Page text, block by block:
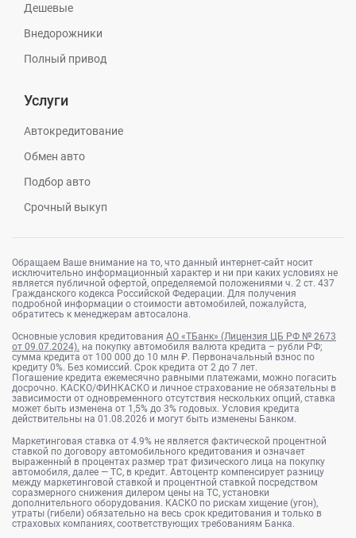
Дешевые
Внедорожники
Полный привод
Услуги
Автокредитование
Обмен авто
Подбор авто
Срочный выкуп
Обращаем Ваше внимание на то, что данный интернет-сайт носит
исключительно информационный характер и ни при каких условиях не
является публичной офертой, определяемой положениями ч. 2 ст. 437
Гражданского кодекса Российской Федерации. Для получения
подробной информации о стоимости автомобилей, пожалуйста,
обратитесь к менеджерам автосалона.
Основные условия кредитования АО «ТБанк» (Лицензия ЦБ РФ № 2673
от 09.07.2024). на покупку автомобиля валюта кредита – рубли РФ;
сумма кредита от 100 000 до 10 млн ₽. Первоначальный взнос по
кредиту 0%. Без комиссий. Срок кредита от 2 до 7 лет.
Погашение кредита ежемесячно равными платежами, можно погасить
досрочно. КАСКО/ФИНКАСКО и личное страхование не обязательны в
зависимости от одновременного отсутствия нескольких опций, ставка
может быть изменена от 1,5% до 3% годовых. Условия кредита
действительны на 01.08.2026 и могут быть изменены Банком.
Маркетинговая ставка от 4.9% не является фактической процентной
ставкой по договору автомобильного кредитования и означает
выраженный в процентах размер трат физического лица на покупку
автомобиля, далее — ТС, в кредит. Автоцентр компенсирует разницу
между маркетинговой ставкой и процентной ставкой посредством
соразмерного снижения дилером цены на ТС, установки
дополнительного оборудования. КАСКО по рискам хищение (угон),
утраты (гибели) обязательно на весь срок кредитования и только в
страховых компаниях, соответствующих требованиям Банка.